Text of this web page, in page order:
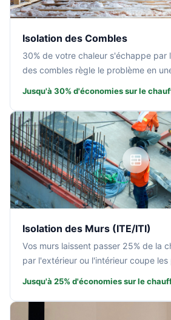
Isolation des Combles
30% de votre chaleur s'échappe par
des combles règle le problème en
Jusqu'à 30% d'économies sur le
Isolation des Murs (ITE/ITI)
Vos murs laissent passer 25% de la
par l'extérieur ou l'intérieur coupe
Jusqu'à 25% d'économies sur le